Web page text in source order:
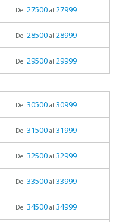
Del 27500al 27999
Del 28500al 28999
Del 29500al 29999
Del 30500al 30999
Del 31500al 31999
Del 32500al 32999
Del 33500al 33999
Del 34500al 34999